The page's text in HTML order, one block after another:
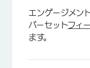
エンゲージメン
バーセットフィ
ます。